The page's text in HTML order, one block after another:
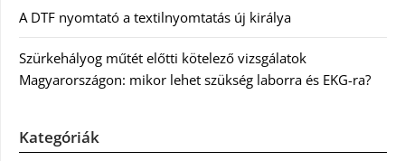
A DTF nyomtató a textilnyomtatás új királya
Szürkehályog műtét előtti kötelező vizsgálatok
Magyarországon: mikor lehet szükség laborra és EKG-ra?
Kategóriák